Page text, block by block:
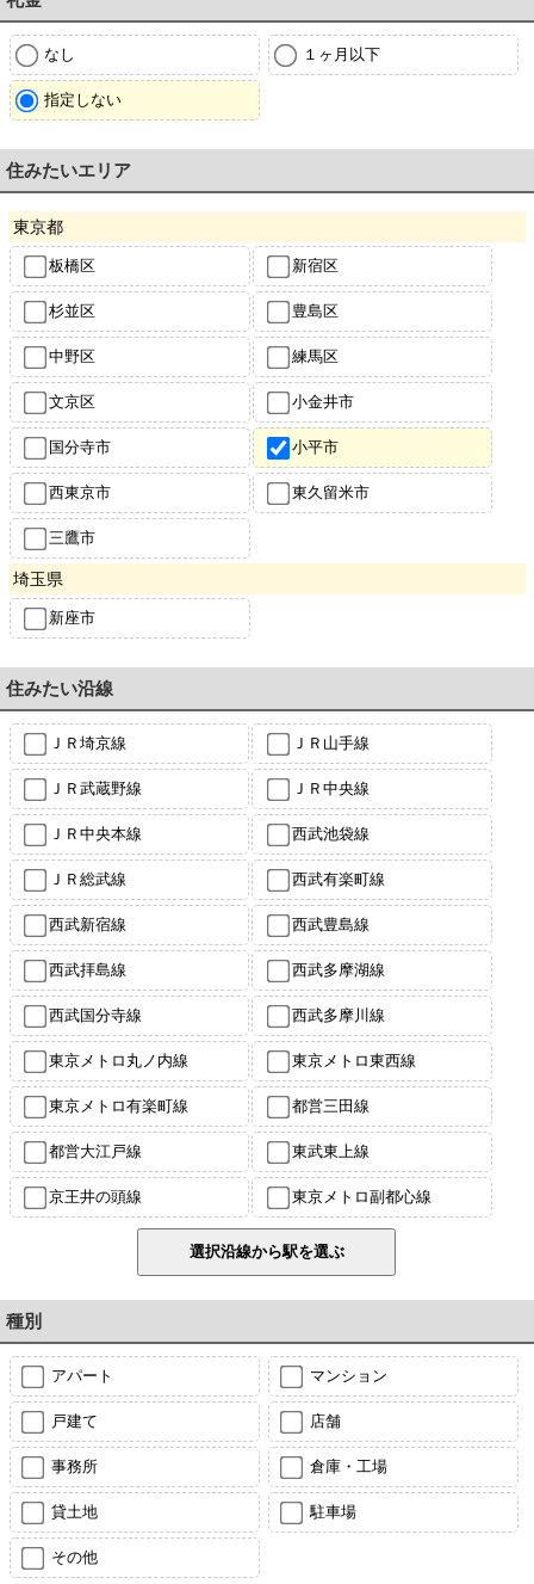
なし １ヶ月以下
指定しない
住みたいエリア
東京都
板橋区 新宿区
杉並区 豊島区
中野区 練馬区
文京区 小金井市
国分寺市 小平市
西東京市 東久留米市
三鷹市
埼玉県
新座市
住みたい沿線
ＪＲ埼京線 ＪＲ山手線
ＪＲ武蔵野線 ＪＲ中央線
ＪＲ中央本線 西武池袋線
ＪＲ総武線 西武有楽町線
西武新宿線 西武豊島線
西武拝島線 西武多摩湖線
西武国分寺線 西武多摩川線
東京メトロ丸ノ内線 東京メトロ東西線
東京メトロ有楽町線 都営三田線
都営大江戸線 東武東上線
京王井の頭線 東京メトロ副都心線
種別
アパート マンション
戸建て 店舗
事務所 倉庫・工場
貸土地 駐車場
その他